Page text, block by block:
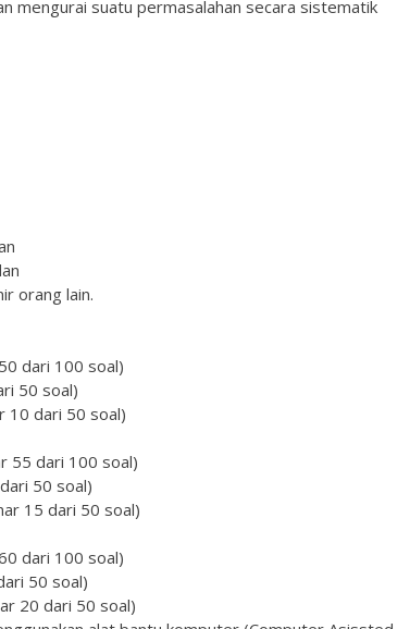
mengurai suatu permasalahan secara sistematik
orang lain.
dari 100 soal)
50 soal)
10 dari 50 soal)
55 dari 100 soal)
50 soal)
15 dari 50 soal)
dari 100 soal)
50 soal)
20 dari 50 soal)